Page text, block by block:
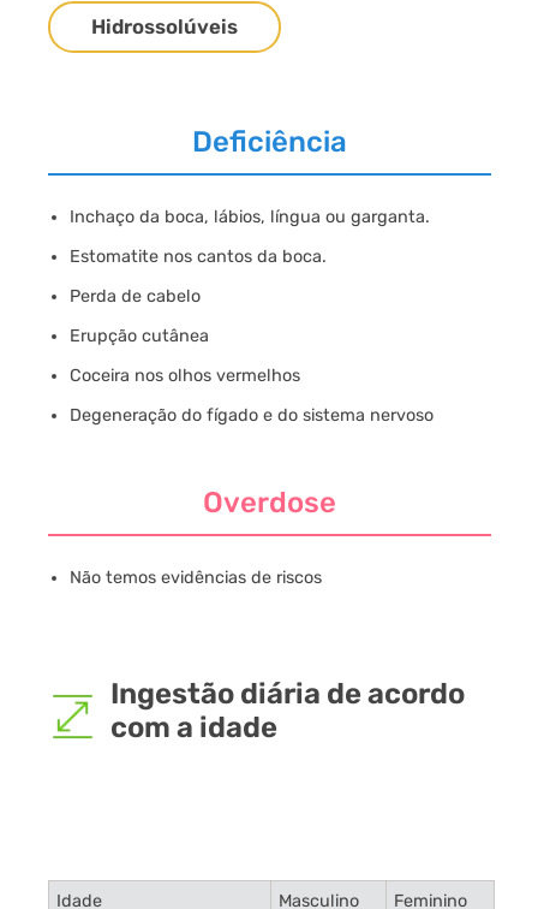
Hidrossolúveis
Deficiência
Inchaço da boca, lábios, língua ou garganta.
Estomatite nos cantos da boca.
Perda de cabelo
Erupção cutânea
Coceira nos olhos vermelhos
Degeneração do fígado e do sistema nervoso
Overdose
Não temos evidências de riscos
Ingestão diária de acordo
com a idade
Idade Masculino Feminino